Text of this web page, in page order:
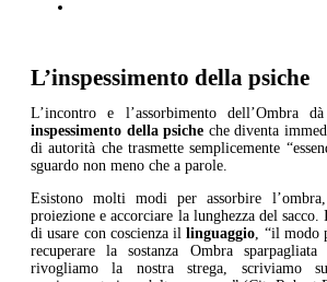
L’inspessimento della psiche
L’incontro e l’assorbimento dell’Ombra
inspessimento della psiche che diventa
di autorità che trasmette semplicemente
sguardo non meno che a parole.
Esistono molti modi per assorbire
proiezione e accorciare la lunghezza del
di usare con coscienza il linguaggio, “il modo
recuperare la sostanza Ombra
rivogliamo la nostra strega, scriviamo